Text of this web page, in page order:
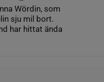
Wördin, som
sju mil bort.
har hittat ända